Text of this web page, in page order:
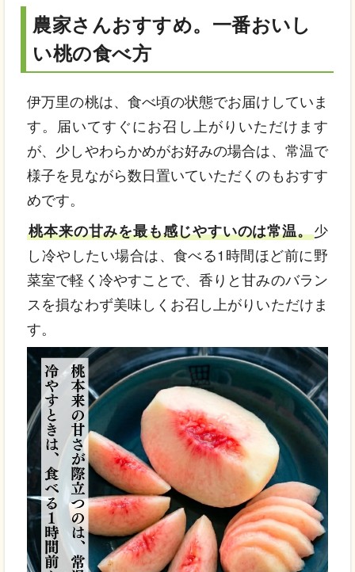
農家さんおすすめ。一番おいし
い桃の食べ方
伊万里の桃は、食べ頃の状態でお届けしていま
す。届いてすぐにお召し上がりいただけます
が、少しやわらかめがお好みの場合は、常温で
様子を見ながら数日置いていただくのもおすす
めです。
桃本来の甘みを最も感じやすいのは常温。少
し冷やしたい場合は、食べる1時間ほど前に野
菜室で軽く冷やすことで、香りと甘みのバラン
スを損なわず美味しくお召し上がりいただけま
す。